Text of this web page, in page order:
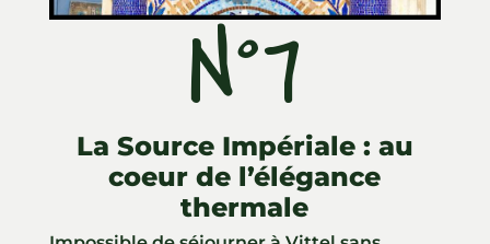
N°7
ll
La Source Impériale : au
coeur de l’élégance
thermale